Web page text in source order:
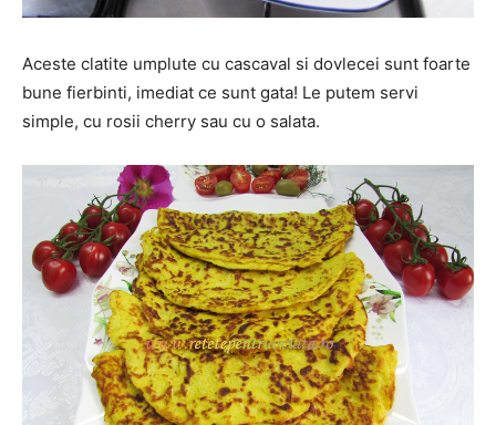
Aceste clatite umplute cu cascaval si dovlecei sunt foarte
bune fierbinti, imediat ce sunt gata! Le putem servi
simple, cu rosii cherry sau cu o salata.